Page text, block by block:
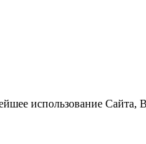
использование Сайта,